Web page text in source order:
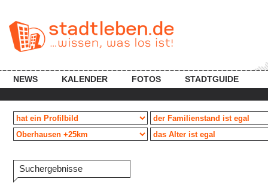
NEWS KALENDER FOTOS STADTGUIDE
Suchergebnisse